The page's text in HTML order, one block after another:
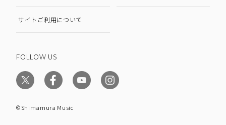
サイトご利用について
FOLLOW US
©Shimamura Music